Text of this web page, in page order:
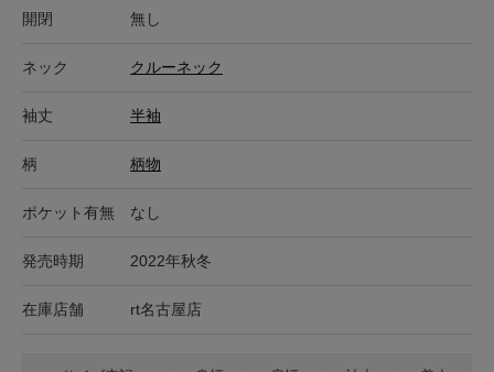
開閉 無し
ネック クルーネック
袖丈 半袖
柄 柄物
ポケット有無 なし
発売時期 2022年秋冬
在庫店舗 rt名古屋店